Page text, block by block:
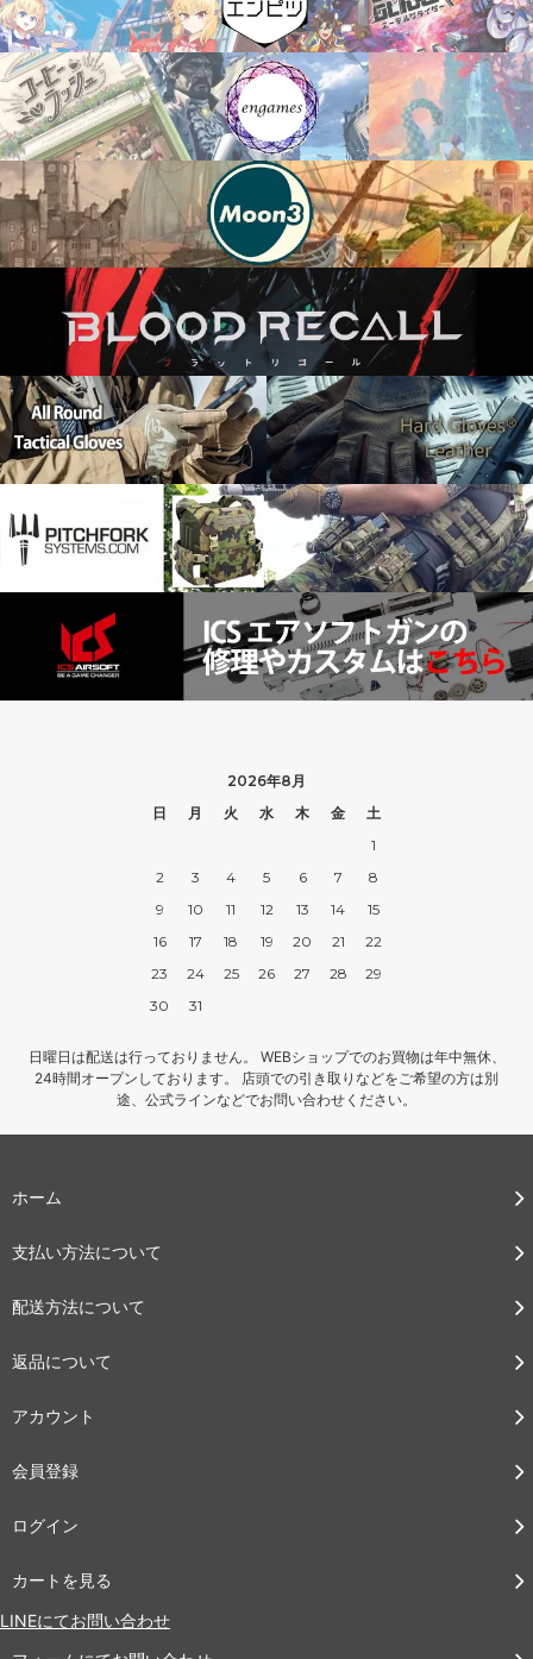
2026年8月
日
月 火 水 木 金
土
1
2
3 4 5 6 7
8
9
10 11 12 13 14
15
16
17 18 19 20 21
22
23
24 25 26 27 28
29
30
31
日曜日は配送は行っておりません。 WEBショップでのお買物は年中無休、
24時間オープンしております。 店頭での引き取りなどをご希望の方は別
途、公式ラインなどでお問い合わせください。
ホーム
支払い方法について
配送方法について
返品について
アカウント
会員登録
ログイン
カートを見る
LINEにてお問い合わせ